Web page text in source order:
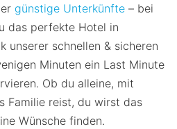
günstige Unterkünfte – bei
das perfekte Hotel in
unserer schnellen & sicheren
Minuten ein Last Minute
Ob du alleine, mit
Familie reist, du wirst das
Wünsche finden.